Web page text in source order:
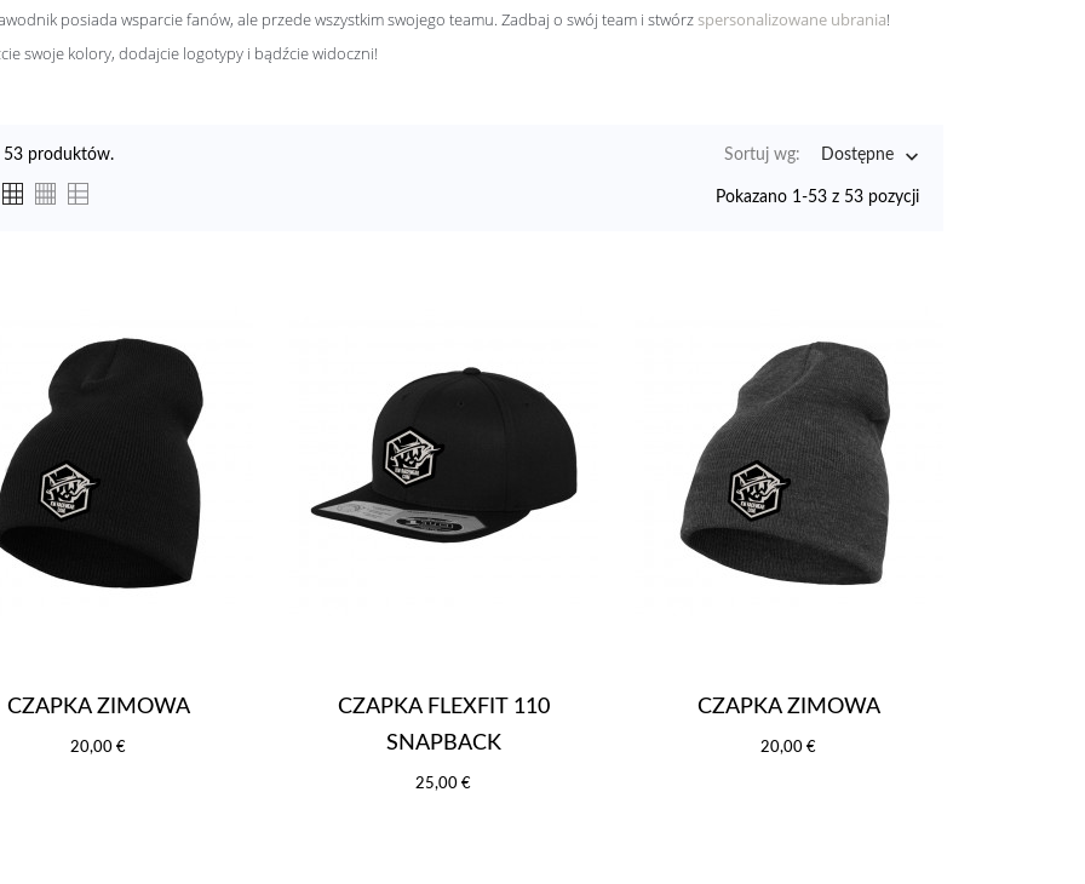
posiada wsparcie fanów, ale przede wszystkim swojego teamu. Zadbaj o swój team i stwórz spersonalizowane ubrania!
swoje kolory, dodajcie logotypy i bądźcie widoczni!
53 produktów. Sortuj wg: Dostępne 
Pokazano 1-53 z 53 pozycji
CZAPKA ZIMOWA
20,00 €
CZAPKA FLEXFIT 110
SNAPBACK
25,00 €
CZAPKA ZIMOWA
20,00 €